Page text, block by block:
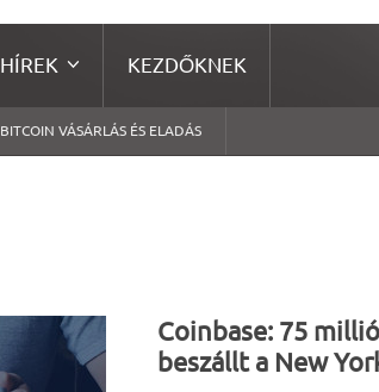
HÍREK KEZDŐKNEK
BITCOIN VÁSÁRLÁS ÉS ELADÁS
Coinbase: 75
beszállt a New